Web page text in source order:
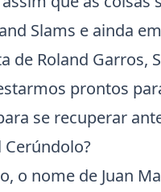
Slams e ainda
de Roland
prontos
se recuperar
Cerúndolo?
o nome de Juan